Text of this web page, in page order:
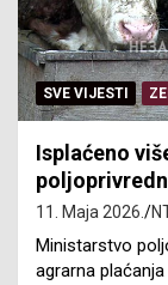
SVE VIJESTI
Isplaćeno
11. Maja 2026.
Ministarstvo
agrarna